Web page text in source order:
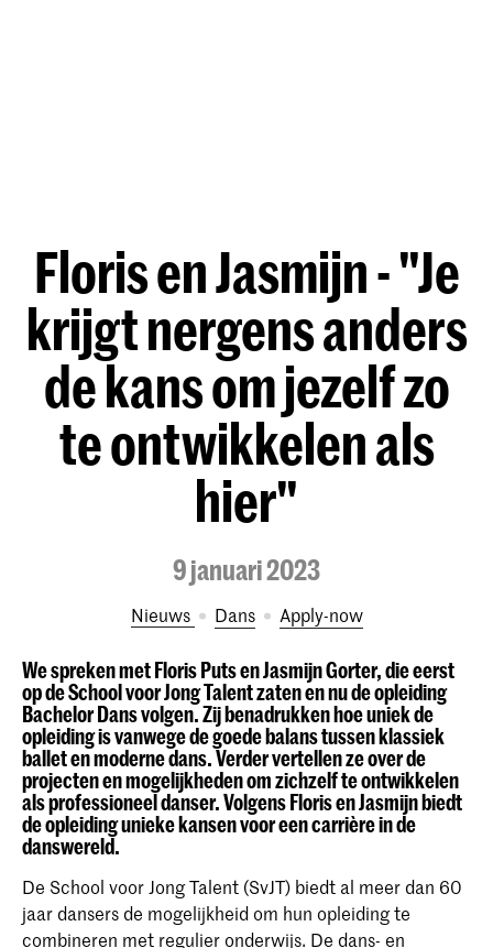
Floris en Jasmijn - "Je
krijgt nergens anders
de kans om jezelf zo
te ontwikkelen als
hier"
9 januari 2023
Nieuws Dans Apply-now
We spreken met Floris Puts en Jasmijn Gorter, die eerst
op de School voor Jong Talent zaten en nu de opleiding
Bachelor Dans volgen. Zij benadrukken hoe uniek de
opleiding is vanwege de goede balans tussen klassiek
ballet en moderne dans. Verder vertellen ze over de
projecten en mogelijkheden om zichzelf te ontwikkelen
als professioneel danser. Volgens Floris en Jasmijn biedt
de opleiding unieke kansen voor een carrière in de
danswereld.
De School voor Jong Talent (SvJT) biedt al meer dan 60
jaar dansers de mogelijkheid om hun opleiding te
combineren met regulier onderwijs. De dans- en